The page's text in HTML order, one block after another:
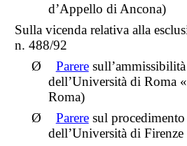
d’Appello di Ancona)
Sulla vicenda relativa alla
n. 488/92
Ø
Parere
dell’Università di Roma
Roma)
Ø
Pareresul
dell’Università di